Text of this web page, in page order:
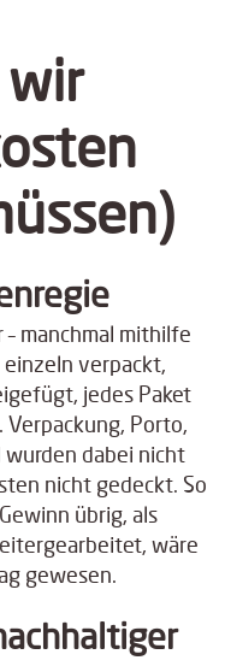
wir
manchmal mithilfe
einzeln verpackt,
jedes Paket
Porto,
dabei nicht
nicht gedeckt. So
übrig, als
wäre
gewesen.